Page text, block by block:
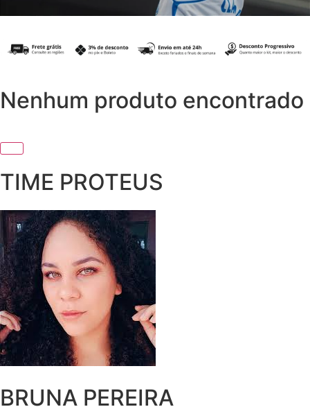
Nenhum produto encontrado
TIME PROTEUS
BRUNA PEREIRA